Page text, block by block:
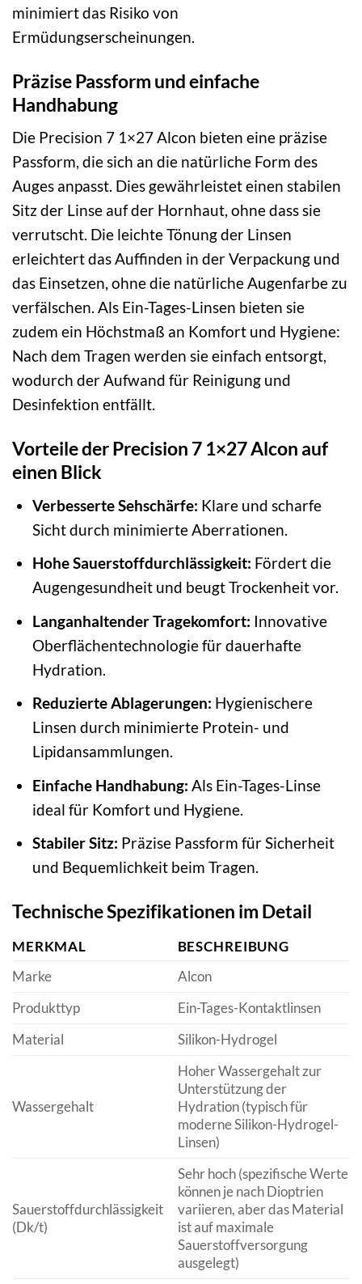
minimiert das Risiko von
Ermüdungserscheinungen.
Präzise Passform und einfache
Handhabung
Die Precision 7 1×27 Alcon bieten eine präzise
Passform, die sich an die natürliche Form des
Auges anpasst. Dies gewährleistet einen stabilen
Sitz der Linse auf der Hornhaut, ohne dass sie
verrutscht. Die leichte Tönung der Linsen
erleichtert das Auffinden in der Verpackung und
das Einsetzen, ohne die natürliche Augenfarbe zu
verfälschen. Als Ein-Tages-Linsen bieten sie
zudem ein Höchstmaß an Komfort und Hygiene:
Nach dem Tragen werden sie einfach entsorgt,
wodurch der Aufwand für Reinigung und
Desinfektion entfällt.
Vorteile der Precision 7 1×27 Alcon auf
einen Blick
Verbesserte Sehschärfe: Klare und scharfe
Sicht durch minimierte Aberrationen.
Hohe Sauerstoffdurchlässigkeit: Fördert die
Augengesundheit und beugt Trockenheit vor.
Langanhaltender Tragekomfort: Innovative
Oberflächentechnologie für dauerhafte
Hydration.
Reduzierte Ablagerungen: Hygienischere
Linsen durch minimierte Protein- und
Lipidansammlungen.
Einfache Handhabung: Als Ein-Tages-Linse
ideal für Komfort und Hygiene.
Stabiler Sitz: Präzise Passform für Sicherheit
und Bequemlichkeit beim Tragen.
Technische Spezifikationen im Detail
MERKMAL
BESCHREIBUNG
Marke
Alcon
Produkttyp
Ein-Tages-Kontaktlinsen
Material
Silikon-Hydrogel
Wassergehalt
Hoher Wassergehalt zur
Unterstützung der
Hydration (typisch für
moderne Silikon-Hydrogel-
Linsen)
Sauerstoffdurchlässigkeit
(Dk/t)
Sehr hoch (spezifische Werte
können je nach Dioptrien
variieren, aber das Material
ist auf maximale
Sauerstoffversorgung
ausgelegt)